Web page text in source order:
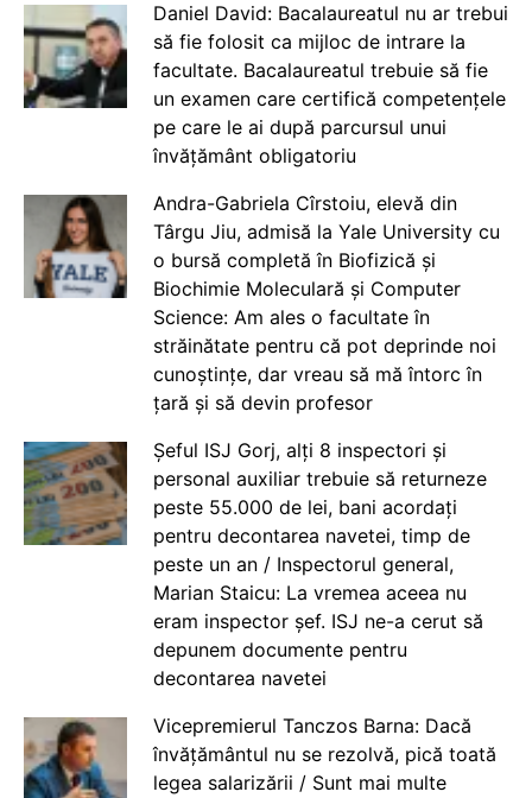
Daniel David: Bacalaureatul nu ar trebui
să fie folosit ca mijloc de intrare la
facultate. Bacalaureatul trebuie să fie
un examen care certifică competențele
pe care le ai după parcursul unui
învățământ obligatoriu
Andra-Gabriela Cîrstoiu, elevă din
Târgu Jiu, admisă la Yale University cu
o bursă completă în Biofizică și
Biochimie Moleculară și Computer
Science: Am ales o facultate în
străinătate pentru că pot deprinde noi
cunoștințe, dar vreau să mă întorc în
țară și să devin profesor
Șeful ISJ Gorj, alți 8 inspectori și
personal auxiliar trebuie să returneze
peste 55.000 de lei, bani acordați
pentru decontarea navetei, timp de
peste un an / Inspectorul general,
Marian Staicu: La vremea aceea nu
eram inspector șef. ISJ ne-a cerut să
depunem documente pentru
decontarea navetei
Vicepremierul Tanczos Barna: Dacă
învățământul nu se rezolvă, pică toată
legea salarizării / Sunt mai multe